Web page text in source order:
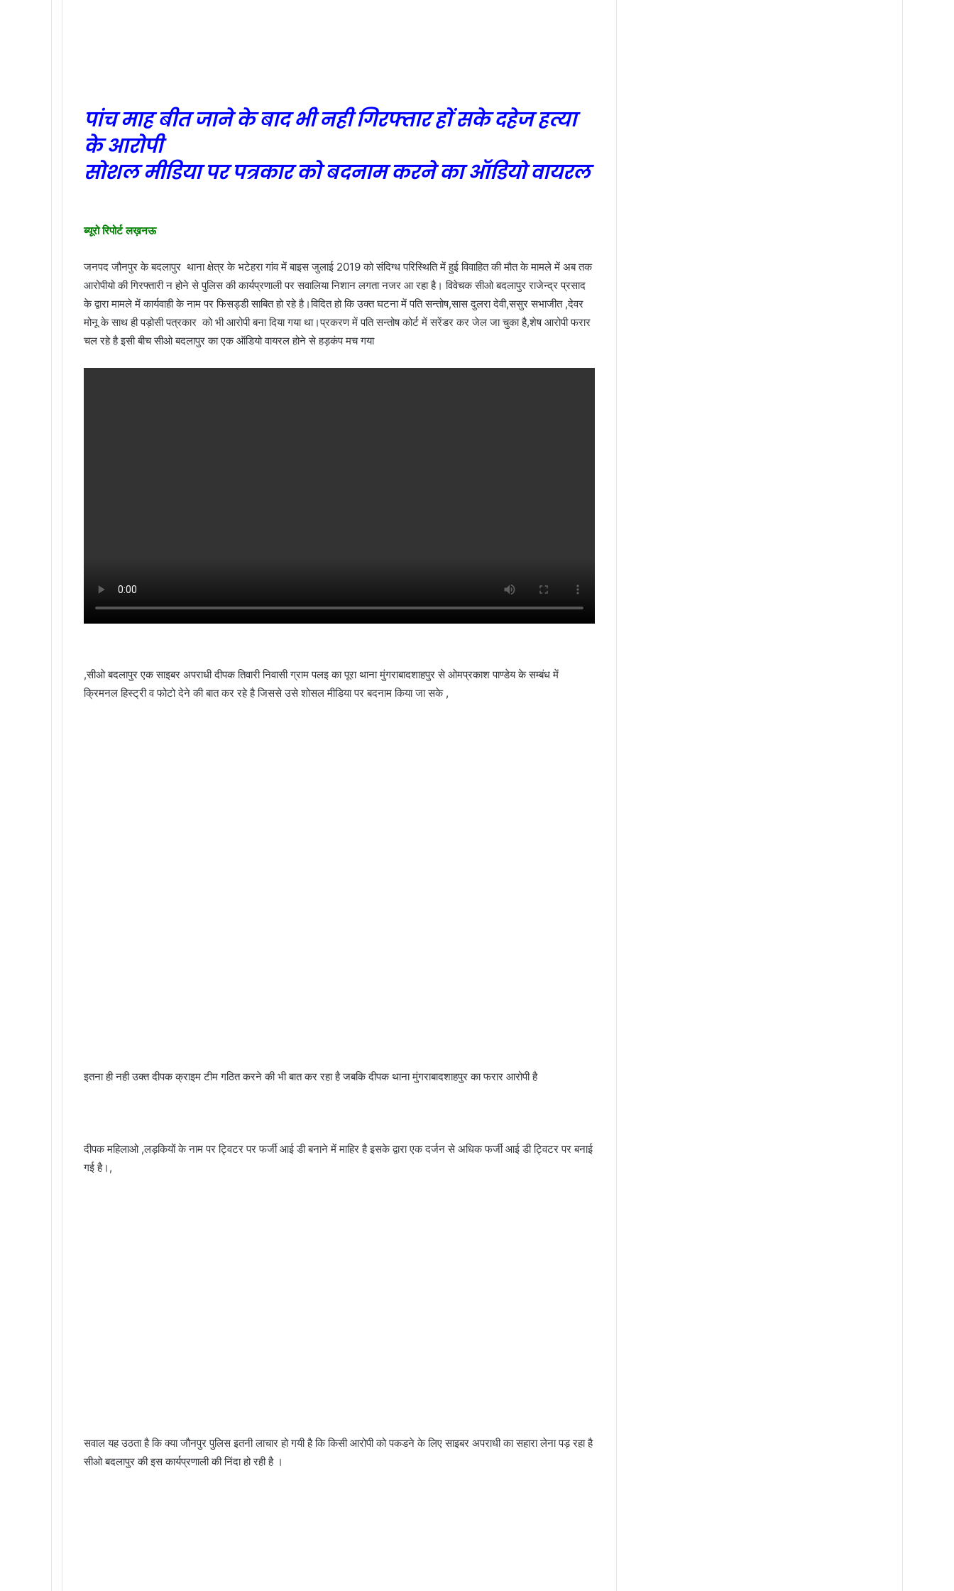
पांच माह बीत जाने के बाद भी नही गिरफ्तार हों सके दहेज हत्या
के आरोपी
सोशल मीडिया पर पत्रकार को बदनाम करने का ऑडियो वायरल
ब्यूरो रिपोर्ट लख़नऊ
जनपद जौनपुर के बदलापुर थाना क्षेत्र के भटेहरा गांव में बाइस जुलाई 2019 को संदिग्ध परिस्थिति में हुई विवाहित की मौत के मामले में अब तक
आरोपीयो की गिरफ्तारी न होने से पुलिस की कार्यप्रणाली पर सवालिया निशान लगता नजर आ रहा है। विवेचक सीओ बदलापुर राजेन्द्र प्रसाद
के द्वारा मामले में कार्यवाही के नाम पर फिसड्डी साबित हो रहे है।विदित हो कि उक्त घटना में पति सन्तोष,सास दुलरा देवी,ससुर सभाजीत ,देवर
मोनू के साथ ही पड़ोसी पत्रकार को भी आरोपी बना दिया गया था।प्रकरण में पति सन्तोष कोर्ट में सरेंडर कर जेल जा चुका है,शेष आरोपी फरार
चल रहे है इसी बीच सीओ बदलापुर का एक ऑडियो वायरल होने से हड़कंप मच गया
,सीओ बदलापुर एक साइबर अपराधी दीपक तिवारी निवासी ग्राम पलइ का पूरा थाना मुंगराबादशाहपुर से ओमप्रकाश पाण्डेय के सम्बंध में
क्रिमनल हिस्ट्री व फोटो देने की बात कर रहे है जिससे उसे शोसल मीडिया पर बदनाम किया जा सके ,
इतना ही नही उक्त दीपक क्राइम टीम गठित करने की भी बात कर रहा है जबकि दीपक थाना मुंगराबादशाहपुर का फरार आरोपी है
दीपक महिलाओ ,लड़कियों के नाम पर ट्विटर पर फर्जी आई डी बनाने में माहिर है इसके द्वारा एक दर्जन से अधिक फर्जी आई डी ट्विटर पर बनाई
गई है।,
सवाल यह उठता है कि क्या जौनपुर पुलिस इतनी लाचार हो गयी है कि किसी आरोपी को पकडने के लिए साइबर अपराधी का सहारा लेना पड़ रहा है
सीओ बदलापुर की इस कार्यप्रणाली की निंदा हो रही है ।